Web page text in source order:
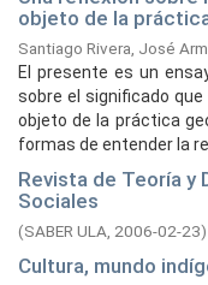
objeto de la
Santiago Rivera, José
El presente es un
sobre el significado
objeto de la práctica
formas de entender la
Revista de Teoría y
Sociales
(SABER ULA, 2006-02-23)
Cultura, mundo